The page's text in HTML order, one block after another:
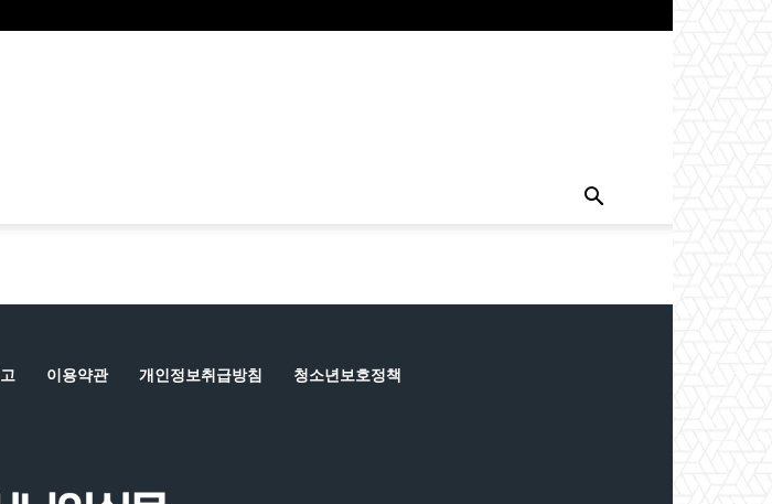
이용약관 개인정보취급방침 청소년보호정책